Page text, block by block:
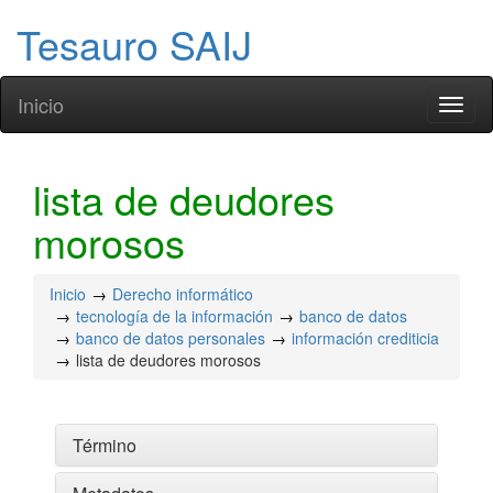
Tesauro SAIJ
Inicio
lista de deudores
morosos
Inicio
Derecho informático
tecnología de la información
banco de datos
banco de datos personales
información crediticia
lista de deudores morosos
Término